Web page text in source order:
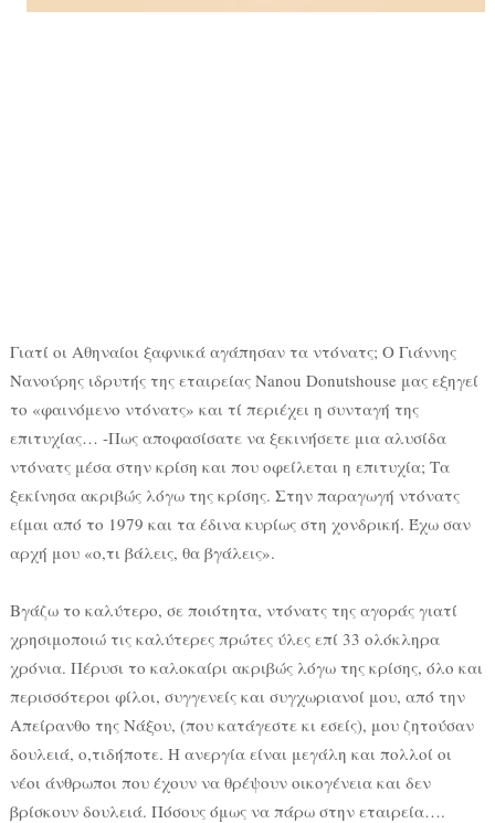
Γιατί οι Αθηναίοι ξαφνικά αγάπησαν τα ντόνατς; Ο Γιάννης
Νανούρης ιδρυτής της εταιρείας Nanou Donutshouse μας εξηγεί
το «φαινόμενο ντόνατς» και τί περιέχει η συνταγή της
επιτυχίας… -Πως αποφασίσατε να ξεκινήσετε μια αλυσίδα
ντόνατς μέσα στην κρίση και που οφείλεται η επιτυχία; Τα
ξεκίνησα ακριβώς λόγω της κρίσης. Στην παραγωγή ντόνατς
είμαι από το 1979 και τα έδινα κυρίως στη χονδρική. Έχω σαν
αρχή μου «ο,τι βάλεις, θα βγάλεις».
Bγάζω το καλύτερο, σε ποιότητα, ντόνατς της αγοράς γιατί
χρησιμοποιώ τις καλύτερες πρώτες ύλες επί 33 ολόκληρα
χρόνια. Πέρυσι το καλοκαίρι ακριβώς λόγω της κρίσης, όλο και
περισσότεροι φίλοι, συγγενείς και συγχωριανοί μου, από την
Απείρανθο της Νάξου, (που κατάγεστε κι εσείς), μου ζητούσαν
δουλειά, ο,τιδήποτε. Η ανεργία είναι μεγάλη και πολλοί οι
νέοι άνθρωποι που έχουν να θρέψουν οικογένεια και δεν
βρίσκουν δουλειά. Πόσους όμως να πάρω στην εταιρεία….